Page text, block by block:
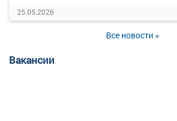
25.05.2026
Все новости »
Вакансии